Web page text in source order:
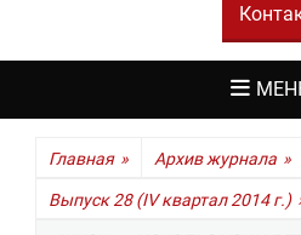
Главная » Архив журнала »
Выпуск 28 (IV квартал 2014 г.)